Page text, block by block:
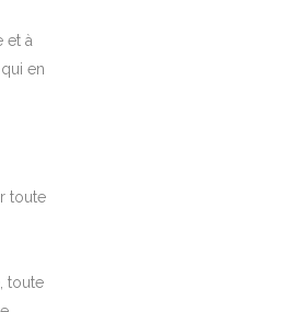
et à
en
toute
toute